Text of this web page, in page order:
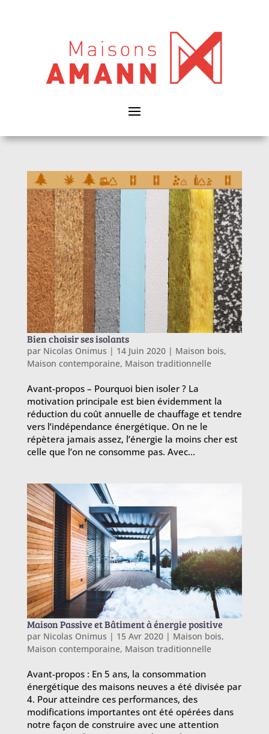
Bien choisir ses isolants
par Nicolas Onimus | 14 Juin 2020| Maison bois,
Maison contemporaine, Maison traditionnelle
Avant-propos – Pourquoi bien isoler ? La
motivation principale est bien évidemment la
réduction du coût annuelle de chauffage et tendre
vers l’indépendance énergétique. On ne le
répètera jamais assez, l’énergie la moins cher est
celle que l’on ne consomme pas. Avec...
Maison Passive et Bâtiment à énergie positive
par Nicolas Onimus | 15 Avr 2020| Maison bois,
Maison contemporaine, Maison traditionnelle
Avant-propos : En 5 ans, la consommation
énergétique des maisons neuves a été divisée par
4. Pour atteindre ces performances, des
modifications importantes ont été opérées dans
notre façon de construire avec une attention